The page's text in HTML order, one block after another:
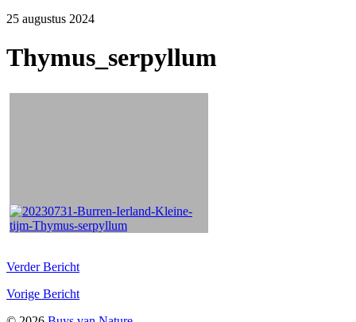
25 augustus 2024
Thymus_serpyllum
VerderBericht
Vorige Bericht